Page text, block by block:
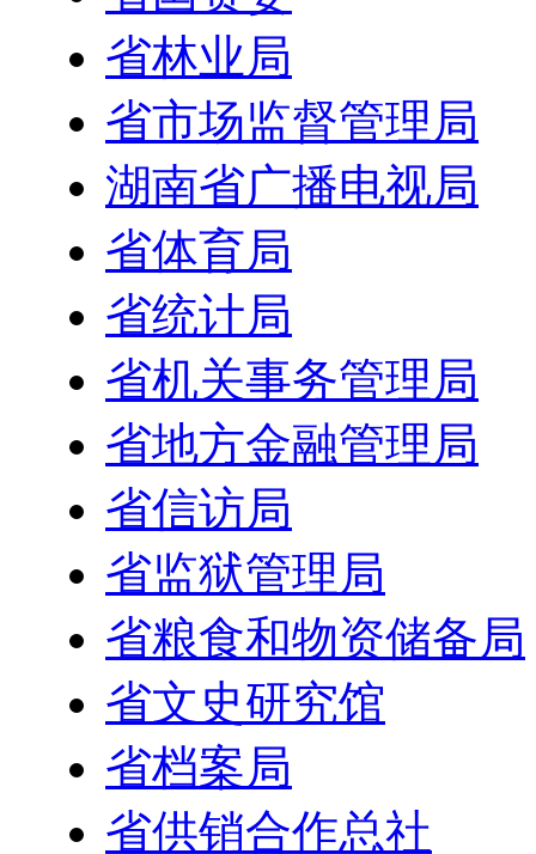
省林业局
省市场监督管理局
湖南省广播电视局
省体育局
省统计局
省机关事务管理局
省地方金融管理局
省信访局
省监狱管理局
省粮食和物资储备局
省文史研究馆
省档案局
省供销合作总社